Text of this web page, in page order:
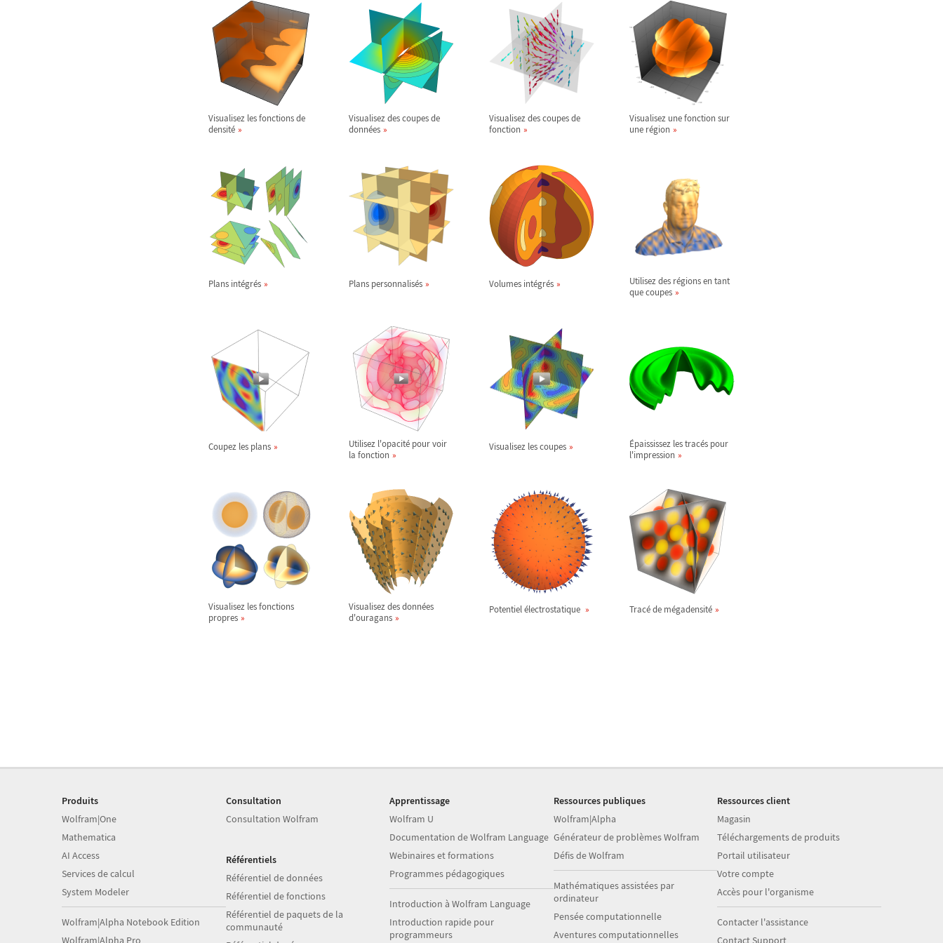
Visualisez les fonctions de
densité
Visualisez des coupes de
données
Visualisez des coupes de
fonction
Visualisez une fonction sur
une région
Plans intégrés Plans personnalisés Volumes intégrés
Utilisez des régions en tant
que coupes
Coupez les plans
Utilisez l'opacité pour voir
la fonction
Visualisez les coupes
Épaississez les tracés pour
l'impression
Visualisez les fonctions
propres
Visualisez des données
d'ouragans
Potentiel électrostatique Tracé de mégadensité
Produits
Wolfram|One
Mathematica
AI Access
Services de calcul
System Modeler
Wolfram|Alpha Notebook Edition
Wolfram|Alpha Pro
Consultation
Consultation Wolfram
Référentiels
Référentiel de données
Référentiel de fonctions
Référentiel de paquets de la
communauté
Apprentissage
Wolfram U
Documentation de Wolfram Language
Webinaires et formations
Programmes pédagogiques
Introduction à Wolfram Language
Introduction rapide pour
programmeurs
Ressources publiques
Wolfram|Alpha
Générateur de problèmes Wolfram
Défis de Wolfram
Mathématiques assistées par
ordinateur
Pensée computationnelle
Aventures computationnelles
Ressources client
Magasin
Téléchargements de produits
Portail utilisateur
Votre compte
Accès pour l'organisme
Contacter l'assistance
Contact Support